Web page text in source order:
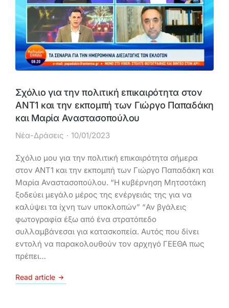
Σχόλιο για την πολιτική επικαιρότητα στον
ΑΝΤ1 και την εκπομπή των Γιώργο Παπαδάκη
και Μαρία Αναστασοπούλου
Νέα-Δράσεις 10/01/2023
Σχόλιο μου για την πολιτική επικαιρότητα σήμερα
στον ΑΝΤ1 και την εκπομπή των Γιώργο Παπαδάκη και
Μαρία Αναστασοπούλου. “Η κυβέρνηση Μητσοτάκη
ξοδεύει μεγάλο μέρος της ενέργειάς της για να
καλύψει τα ίχνη των υποκλοπών” “Αν βγάλεις
φωτογραφία έξω από ένα στρατόπεδο
συλλαμβάνεσαι για κατασκοπεία. Αυτός που δίνει
εντολή να παρακολουθούν τον αρχηγό ΓΕΕΘΑ πως
πρέπει…
Read article